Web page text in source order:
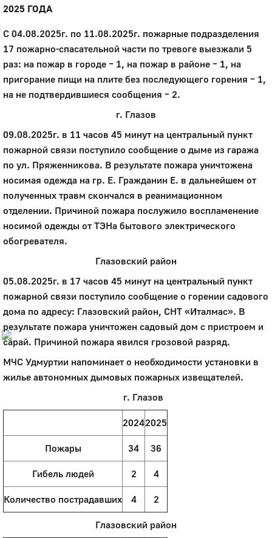
Глазов
Официальный портал
муниципального
История
Настоящее
Стратегия
КСО
+7 (34141) 21-300
2025 ГОДА
С 04.08.2025г. по 11.08.2025г. пожарные подразделения
17 пожарно-спасательной части по тревоге выезжали 5
раз: на пожар в городе – 1, на пожар в районе – 1, на
пригорание пищи на плите без последующего горения – 1,
на не подтвердившиеся сообщения – 2.
г. Глазов
09.08.2025г. в 11 часов 45 минут на центральный пункт
пожарной связи поступило сообщение о дыме из гаража
по ул. Пряженникова. В результате пожара уничтожена
носимая одежда на гр. Е. Гражданин Е. в дальнейшем от
полученных травм скончался в реанимационном
отделении. Причиной пожара послужило воспламенение
носимой одежды от ТЭНа бытового электрического
обогревателя.
Глазовский район
05.08.2025г. в 17 часов 45 минут на центральный пункт
пожарной связи поступило сообщение о горении садового
дома по адресу: Глазовский район, СНТ «Италмас». В
результате пожара уничтожен садовый дом с пристроем и
сарай. Причиной пожара явился грозовой разряд.
МЧС Удмуртии напоминает о необходимости установки в
жилье автономных дымовых пожарных извещателей.
г. Глазов
20242025
Пожары 34 36
Гибель людей 2 4
Количество пострадавших 4 2
Глазовский район